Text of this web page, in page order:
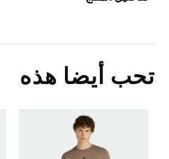
تحب أيضا هذه